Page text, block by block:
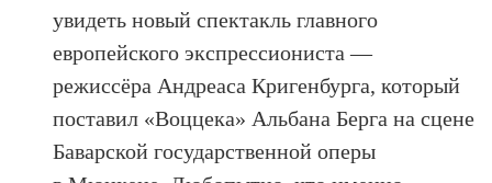
увидеть новый спектакль главного
европейского экспрессиониста —
режиссёра Андреаса Кригенбурга, который
поставил «Воццека» Альбана Берга на сцене
Баварской государственной оперы